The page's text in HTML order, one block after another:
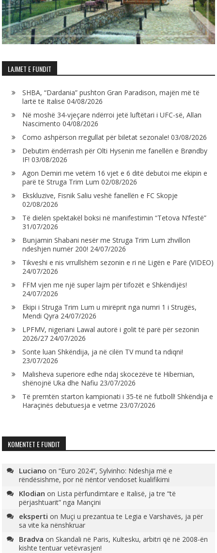
LAJMET E FUNDIT
SHBA, “Dardania” pushton Gran Paradison, majën më të
lartë të Italisë 04/08/2026
Në moshë 34-vjeçare ndërroi jetë luftëtari i UFC-së, Allan
Nascimento 04/08/2026
Como ashpërson rregullat për biletat sezonale! 03/08/2026
Debutim ëndërrash për Olti Hysenin me fanellën e Brøndby
IF! 03/08/2026
Agon Demiri me vetëm 16 vjet e 6 ditë debutoi me ekipin e
parë të Struga Trim Lum 02/08/2026
Ekskluzive, Fisnik Saliu veshë fanellën e FC Skopje
02/08/2026
Të dielën spektakël boksi në manifestimin “Tetova N’festë”
31/07/2026
Bunjamin Shabani nesër me Struga Trim Lum zhvillon
ndeshjen numër 200! 24/07/2026
Tikveshi e nis vrrullshëm sezonin e ri në Ligën e Parë (VIDEO)
24/07/2026
FFM vjen me një super lajm për tifozët e Shkëndijës!
24/07/2026
Ekipi i Struga Trim Lum u mirëprit nga numri 1 i Strugës,
Mendi Qyra 24/07/2026
LPFMV, nigeriani Lawal autorë i golit të parë për sezonin
2026/27 24/07/2026
Sonte luan Shkëndija, ja në cilën TV mund ta ndiqni!
23/07/2026
Malisheva superiore edhe ndaj skocezëve të Hibernian,
shënojnë Uka dhe Nafiu 23/07/2026
Të premtën starton kampionati i 35-të në futboll! Shkëndija e
Haraçinës debutuesja e vetme 23/07/2026
KOMENTET E FUNDIT
Luciano on“Euro 2024”, Sylvinho: Ndeshja më e
rëndësishme, por në nëntor vendoset kualifikimi
Klodian on Lista përfundimtare e Italisë, ja tre “të
përjashtuarit” nga Mançini
eksperti on Muçi u prezantua te Legia e Varshavës, ja për
sa vite ka nënshkruar
Bradva onSkandali në Paris, Kultesku, arbitri që në 2008-ën
kishte tentuar vetëvrasjen!